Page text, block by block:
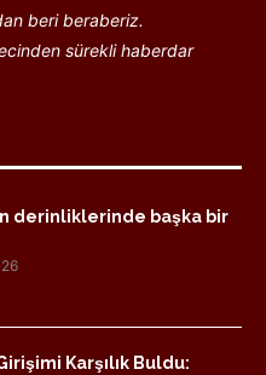
beri beraberiz.
sürekli haberdar
derinliklerinde başka bir
Karşılık Buldu: